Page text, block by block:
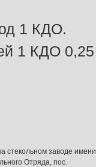
1 КДО.
1 КДО 0,25
стекольном заводе имени
Отряда, пос.